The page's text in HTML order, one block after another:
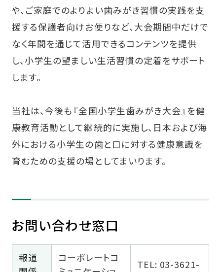
や、ご家庭でのよりよい歯みがき習慣の実践を支
援する保護者向けお便りなど、大会期間中だけで
なく年間を通じて活用できるコンテンツを提供
し、小学生の望ましい生活習慣の定着をサポート
します。
当社は、今後も『全国小学生歯みがき大会』を健
康教育活動として継続的に実施し、日本および海
外における小学生の歯と口に対する健康意識を
育むための支援の場としてまいります。
お問い合わせ窓口
報道
コーポレートコ
TEL: 03-3621-